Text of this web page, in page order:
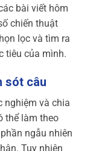
bài viết hôm
chiến thuật
lọc và tìm ra
tiêu của mình.
sót câu
nghiệm và chia
thể làm theo
ngẫu nhiên
Tuy nhiên